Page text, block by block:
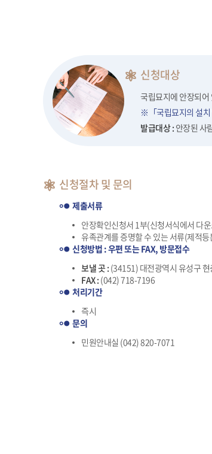
신청대상
국립묘지에 안장되어
※「국립묘지의 설치
발급대상 : 안장된 사
신청절차 및 문의
제출서류
안장확인신청서 1부(신청서식에서 다
유족관계를 증명할 수 있는 서류(제적
신청방법 : 우편 또는 FAX, 방문접수
보낼 곳 : (34151) 대전광역시 유성구
FAX : (042) 718-7196
처리기간
즉시
문의
민원안내실 (042) 820-7071